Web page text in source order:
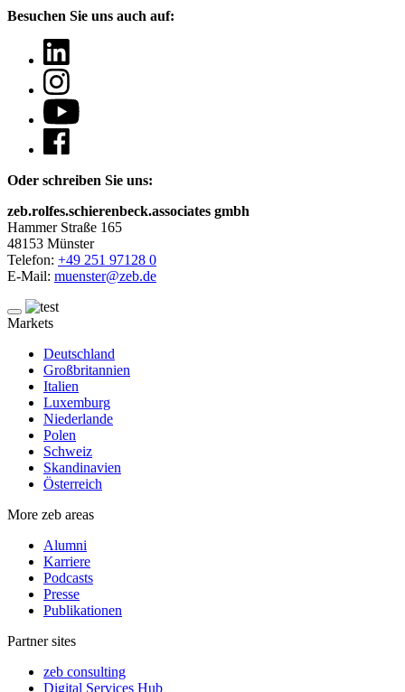
Besuchen Sie uns auch auf:
Oder schreiben Sie uns:
zeb.rolfes.schierenbeck.associates gmbh
Hammer Straße 165
48153 Münster
Telefon: +49 251 97128 0
E-Mail: muenster@zeb.de
Markets
Deutschland
Großbritannien
Italien
Luxemburg
Niederlande
Polen
Schweiz
Skandinavien
Österreich
More zeb areas
Alumni
Karriere
Podcasts
Presse
Publikationen
Partner sites
zeb consulting
Digital Services Hub